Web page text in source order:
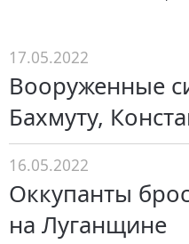
17.05.2022
Вооруженные
Бахмуту,
16.05.2022
Оккупанты
на Луганщине